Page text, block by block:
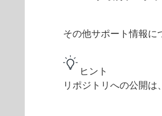
その他サポート情報に
ヒント
リポジトリへの公開は